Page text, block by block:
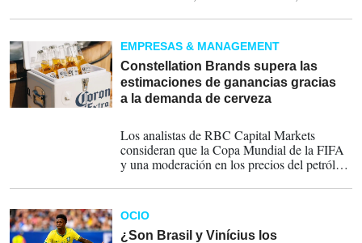
máquinas de palomitas, futbolín y estanterías
repletas de aperitivos.
EMPRESAS & MANAGEMENT
Constellation Brands supera las
estimaciones de ganancias gracias
a la demanda de cerveza
Los analistas de RBC Capital Markets
consideran que la Copa Mundial de la FIFA
y una moderación en los precios del petróleo
OCIO
¿Son Brasil y Vinícius los